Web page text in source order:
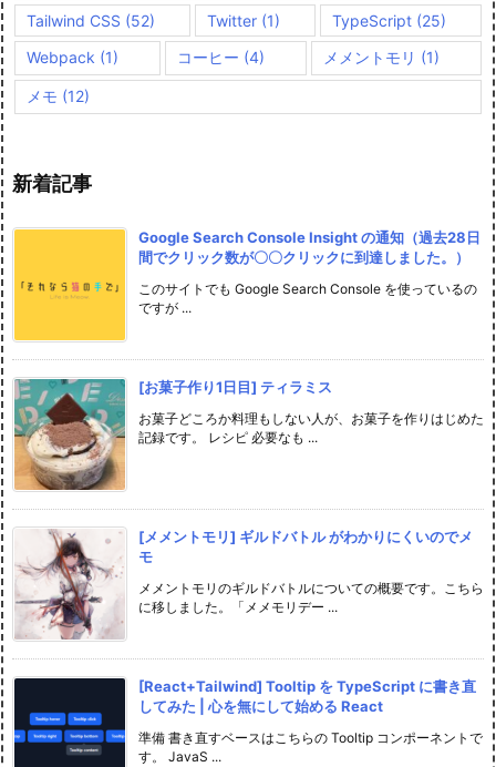
Tailwind CSS (52) Twitter (1) TypeScript (25)
Webpack (1) コーヒー (4) メメントモリ (1)
メモ (12)
新着記事
Google Search Console Insight の通知（過去28日
間でクリック数が〇〇クリックに到達しました。）
このサイトでも Google Search Console を使っているの
ですが ...
[お菓子作り1日目] ティラミス
お菓子どころか料理もしない人が、お菓子を作りはじめた
記録です。 レシピ 必要なも ...
[メメントモリ] ギルドバトル がわかりにくいのでメ
モ
メメントモリのギルドバトルについての概要です。こちら
に移しました。「メメモリデー ...
[React+Tailwind] Tooltip を TypeScript に書き直
してみた | 心を無にして始める React
準備 書き直すベースはこちらの Tooltip コンポーネントで
す。 JavaS ...